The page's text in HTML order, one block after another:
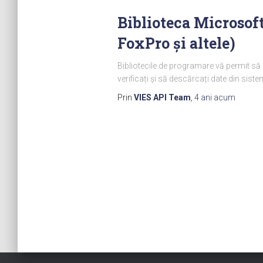
Biblioteca Microsoft
FoxPro și altele)
Bibliotecile de programare vă permit
verificați și să descărcați date din
Prin VIES API Team 4 ani acum